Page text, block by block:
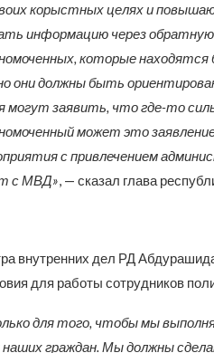
корыстных целях и
информацию через обратную
которые находятся
они должны быть
могут заявить, что где-то
может это
с привлечением
с МВД», — сказал глава
внутренних дел РД
для работы сотрудников
для того, чтобы мы
наших граждан. Мы должны